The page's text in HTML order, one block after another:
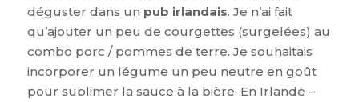
déguster dans un pub irlandais. Je n’ai fait
qu’ajouter un peu de courgettes (surgelées) au
combo porc / pommes de terre. Je souhaitais
incorporer un légume un peu neutre en goût
pour sublimer la sauce à la bière. En Irlande –